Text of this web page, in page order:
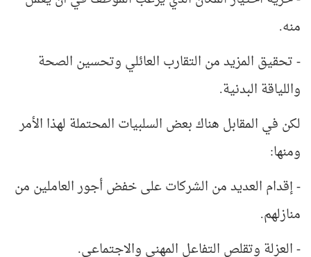
منه.
- تحقيق المزيد من التقارب العائلي وتحسين الصحة
واللياقة البدنية.
لكن في المقابل هناك بعض السلبيات المحتملة لهذا الأمر
ومنها:
- إقدام العديد من الشركات على خفض أجور العاملين من
منازلهم.
- العزلة وتقلص التفاعل المهني والاجتماعي.